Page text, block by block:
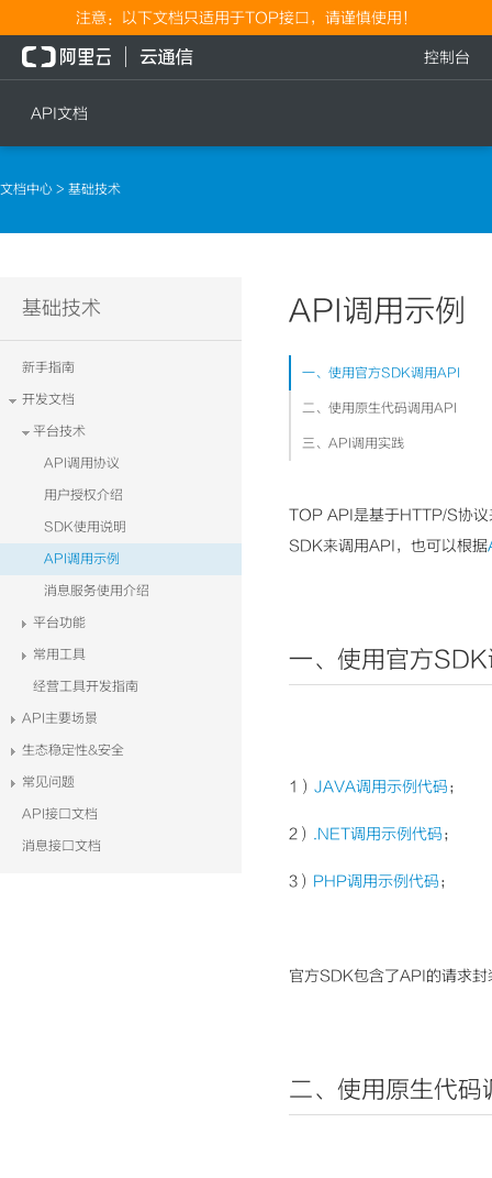
注意：以下文档只适用于TOP接口，请谨慎使用！
API文档
流量充值档位查询
控制台
文档中心 > 基础技术
基础技术
新手指南
开发文档
平台技术
API调用协议
用户授权介绍
SDK使用说明
API调用示例
消息服务使用介绍
平台功能
常用工具
经营工具开发指南
API主要场景
生态稳定性&安全
常见问题
API接口文档
消息接口文档
API调用示例
一、使用官方SDK调用API
二、使用原生代码调用API
三、API调用实践
TOP API是基于HTTP/S协议
SDK来调用API，也可以根据
一、使用官方
1） JAVA调用示例代码；
2） .NET调用示例代码；
3） PHP调用示例代码；
官方SDK包含了API的请求
二、使用原生代码